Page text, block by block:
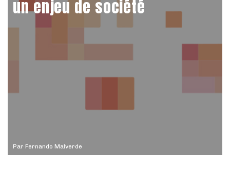
Par Fernando Malverde
un enjeu de société